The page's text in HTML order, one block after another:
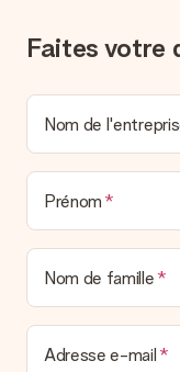
personnel
Faites votre
Nom de
Prénom
Nom de famille
Adresse e-mail